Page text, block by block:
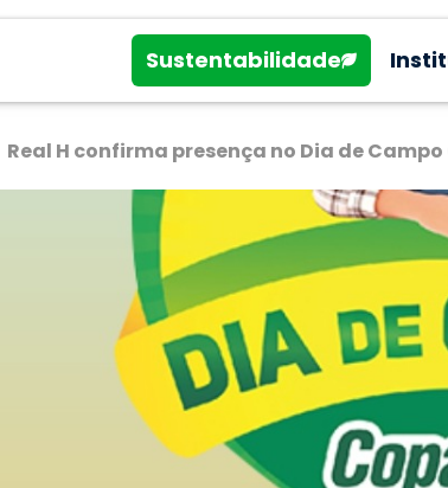
Sustentabilidade
Real H confirma presença no Dia de